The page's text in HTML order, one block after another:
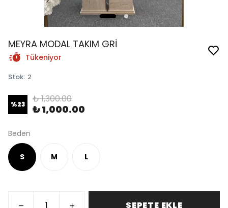
MEYRA MODAL TAKIM GRİ
Tükeniyor
Stok: 2
%23 ₺ 1,300.00
₺ 1,000.00
Beden
S M L
SEPETE EKLE